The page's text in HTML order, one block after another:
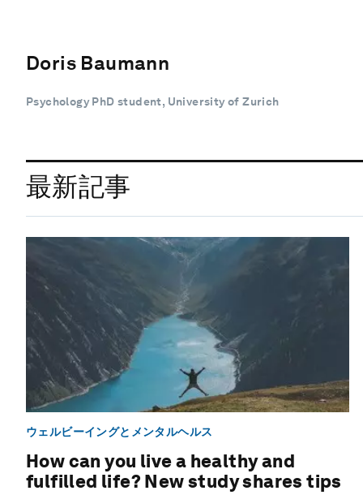
Doris Baumann
Psychology PhD student, University of Zurich
最新記事
ウェルビーイングとメンタルヘルス
How can you live a healthy and
fulfilled life? New study shares tips